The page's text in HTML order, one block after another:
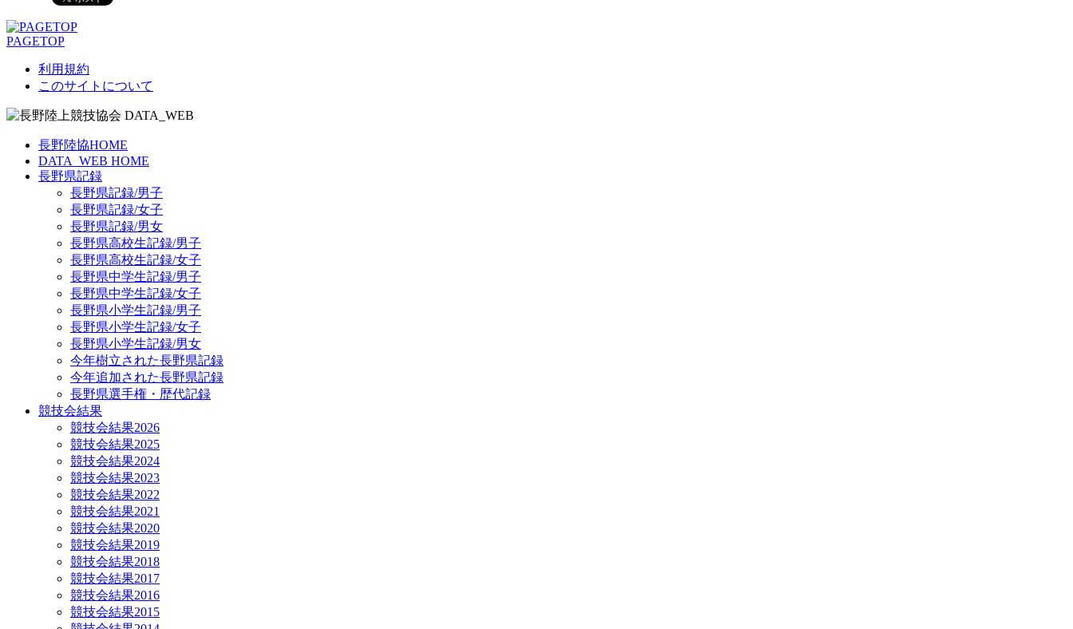
PAGETOP
利用規約
このサイトについて
長野陸協HOME
DATA_WEB HOME
長野県記録
長野県記録/男子
長野県記録/女子
長野県記録/男女
長野県高校生記録/男子
長野県高校生記録/女子
長野県中学生記録/男子
長野県中学生記録/女子
長野県小学生記録/男子
長野県小学生記録/女子
長野県小学生記録/男女
今年樹立された長野県記録
今年追加された長野県記録
長野県選手権・歴代記録
競技会結果
競技会結果2026
競技会結果2025
競技会結果2024
競技会結果2023
競技会結果2022
競技会結果2021
競技会結果2020
競技会結果2019
競技会結果2018
競技会結果2017
競技会結果2016
競技会結果2015